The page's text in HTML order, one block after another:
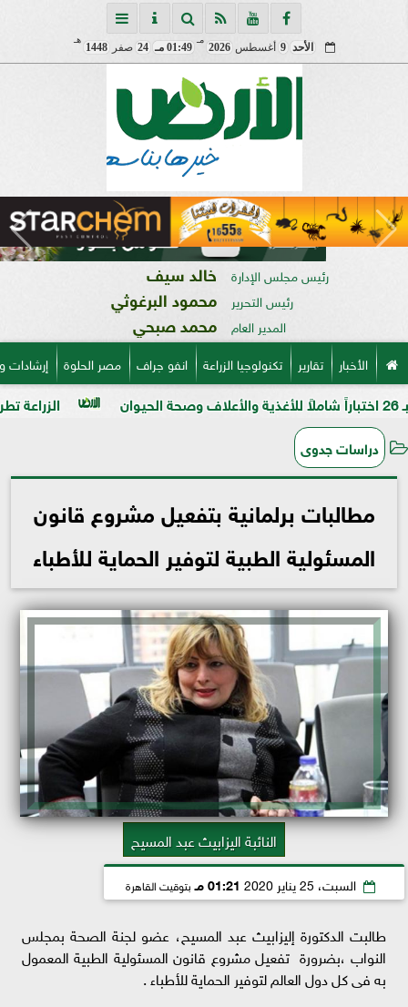
الأحد 9 أغسطس2026
مـ
01:49 مـ 24 صفر1448
هـ
رئيس مجلس الإدارة خالد سيف
رئيس التحرير محمود البرغوثي
المدير العام محمد صبحي
الأخبار تقارير تكنولوجيا الزراعة انفو جراف مصر الحلوة
الزراعة تطرح 5 أصناف قمح جديدة عالية الإنتاجية استعدادًا للموسم الجديد
دراسات جدوى
مطالبات برلمانية بتفعيل مشروع قانون
المسئولية الطبية لتوفير الحماية للأطباء
النائبة اليزابيث عبد المسيح
السبت، 25 يناير 2020 01:21 مـ بتوقيت القاهرة
طالبت الدكتورة إليزابيث عبد المسيح، عضو لجنة الصحة بمجلس
النواب ،بضرورة تفعيل مشروع قانون المسئولية الطبية المعمول
به فى كل دول العالم لتوفير الحماية للأطباء .